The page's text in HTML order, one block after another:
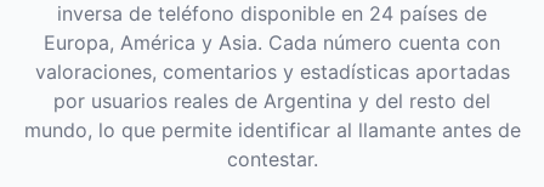
inversa de teléfono disponible en 24 países de
Europa, América y Asia. Cada número cuenta con
valoraciones, comentarios y estadísticas aportadas
por usuarios reales de Argentina y del resto del
mundo, lo que permite identificar al llamante antes de
contestar.